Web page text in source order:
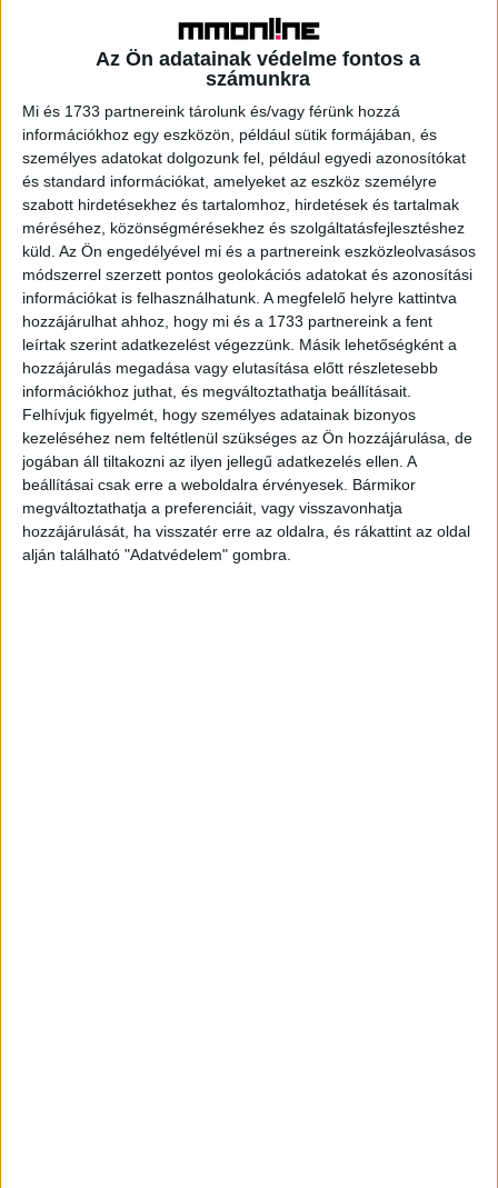
Az Ön adatainak védelme fontos a
számunkra
Mi és 1733 partnereink tárolunk és/vagy férünk hozzá
információkhoz egy eszközön, például sütik formájában, és
személyes adatokat dolgozunk fel, például egyedi azonosítókat
és standard információkat, amelyeket az eszköz személyre
szabott hirdetésekhez és tartalomhoz, hirdetések és tartalmak
méréséhez, közönségmérésekhez és szolgáltatásfejlesztéshez
küld. Az Ön engedélyével mi és a partnereink eszközleolvasásos
módszerrel szerzett pontos geolokációs adatokat és azonosítási
információkat is felhasználhatunk. A megfelelő helyre kattintva
hozzájárulhat ahhoz, hogy mi és a 1733 partnereink a fent
leírtak szerint adatkezelést végezzünk. Másik lehetőségként a
hozzájárulás megadása vagy elutasítása előtt részletesebb
információkhoz juthat, és megváltoztathatja beállításait.
Felhívjuk figyelmét, hogy személyes adatainak bizonyos
kezeléséhez nem feltétlenül szükséges az Ön hozzájárulása, de
jogában áll tiltakozni az ilyen jellegű adatkezelés ellen. A
beállításai csak erre a weboldalra érvényesek. Bármikor
megváltoztathatja a preferenciáit, vagy visszavonhatja
hozzájárulását, ha visszatér erre az oldalra, és rákattint az oldal
alján található "Adatvédelem" gombra.
eljárásban, társadalmi és szakmai egyeztetést követően
OLVASTA MÁR?
Folyamatosan fejlődünk – interjú Bukóczki Bernadettel